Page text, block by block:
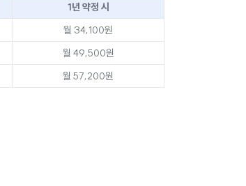
1년 약정 시
월 34,100원
월 49,500원
월 57,200원